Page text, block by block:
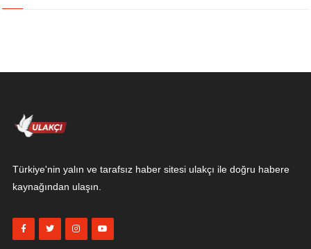
Türkiye'nin yalın ve tarafsız haber sitesi ulakçı ile doğru habere
kaynağından ulaşın.